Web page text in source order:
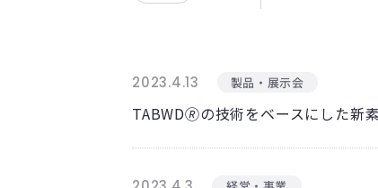
2023.4.13 製品・展示会
TABWD🄬の技術をベースにした新